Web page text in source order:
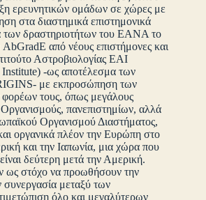
ερευνητικών ομάδων σε χώρες με
στα διαστημικά επιστημονικά
των δραστηριοτήτων του ΕΑΝΑ το
από νέους επιστήμονες και
Αστροβιολογίας ΕΑΙ
-ως αποτέλεσμα των
με εκπροσώπηση των
τους, όπως μεγάλους
πανεπιστημίων, αλλά
Οργανισμού Διαστήματος,
οργανικά πλέον την Ευρώπη στο
και την Ιαπωνία, μια χώρα που
δεύτερη μετά την Αμερική.
ως στόχο να προωθήσουν την
συνεργασία μεταξύ των
όλο και μεγαλύτερων